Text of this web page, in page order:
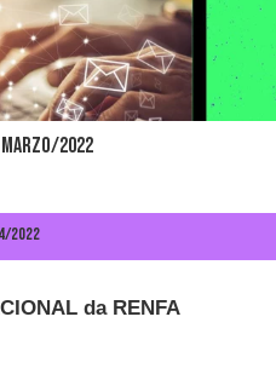
2022
Marzo/2022
da RENFA